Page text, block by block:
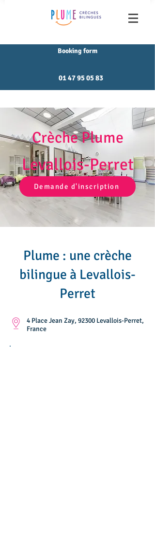
Booking form
01 47 95 05 83
Crèche Plume
Levallois-Perret
Demande d'inscription
Plume : une crèche
bilingue à Levallois-
Perret
4 Place Jean Zay, 92300 Levallois-Perret,
France